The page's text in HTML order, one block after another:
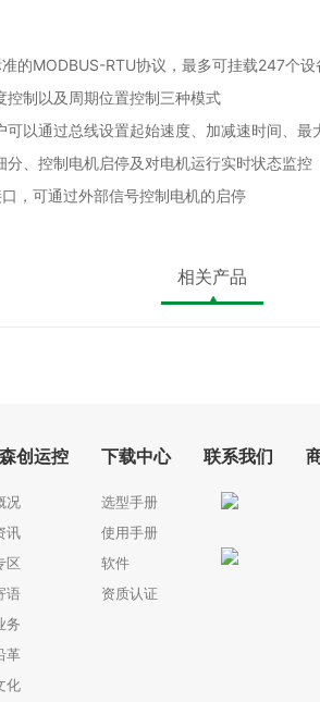
的MODBUS-RTU协议，最多可挂载247个设
控制以及周期位置控制三种模式
可以通过总线设置起始速度、加减速时间、
分、控制电机启停及对电机运行实时状态监控
，可通过外部信号控制电机的启停
相关产品
创运控
况
讯
区
语
务
革
化
下载中心
选型手册
使用手册
软件
资质认证
联系我们